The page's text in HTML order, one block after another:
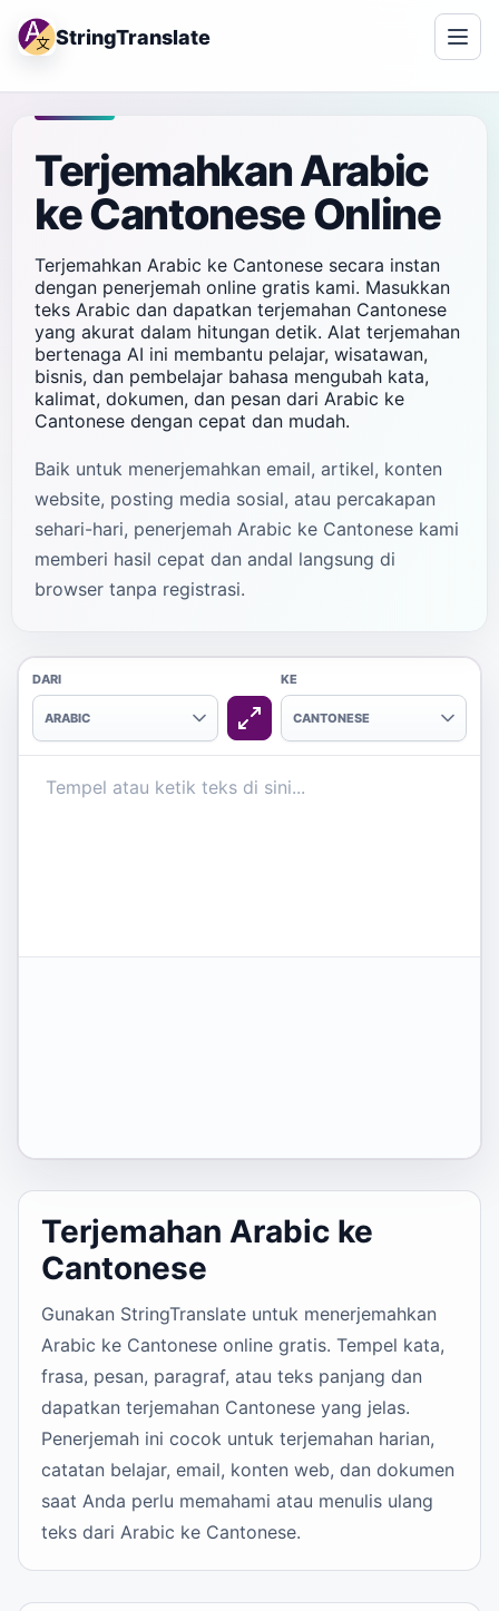
StringTranslate
Terjemahkan Arabic
ke Cantonese Online
Terjemahkan Arabic ke Cantonese secara instan
dengan penerjemah online gratis kami. Masukkan
teks Arabic dan dapatkan terjemahan Cantonese
yang akurat dalam hitungan detik. Alat terjemahan
bertenaga AI ini membantu pelajar, wisatawan,
bisnis, dan pembelajar bahasa mengubah kata,
kalimat, dokumen, dan pesan dari Arabic ke
Cantonese dengan cepat dan mudah.
Baik untuk menerjemahkan email, artikel, konten
website, posting media sosial, atau percakapan
sehari-hari, penerjemah Arabic ke Cantonese kami
memberi hasil cepat dan andal langsung di
browser tanpa registrasi.
DARI
ARABIC
KE
CANTONESE
Terjemahan Arabic ke
Cantonese
Gunakan StringTranslate untuk menerjemahkan
Arabic ke Cantonese online gratis. Tempel kata,
frasa, pesan, paragraf, atau teks panjang dan
dapatkan terjemahan Cantonese yang jelas.
Penerjemah ini cocok untuk terjemahan harian,
catatan belajar, email, konten web, dan dokumen
saat Anda perlu memahami atau menulis ulang
teks dari Arabic ke Cantonese.